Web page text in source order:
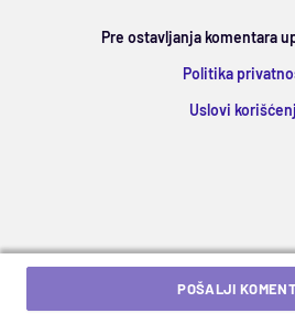
Pre ostavljanja komentara
Politika
Uslovi
POŠALJI